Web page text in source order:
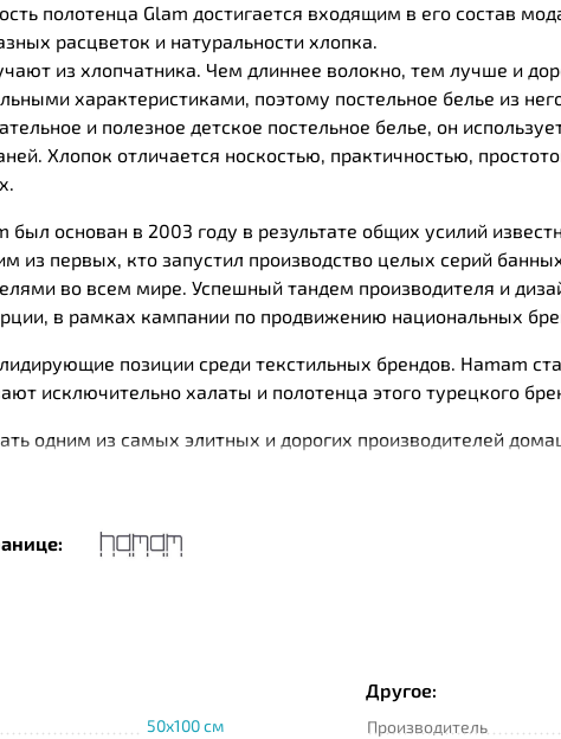
полотенца Glam достигается входящим в его состав
расцветок и натуральности хлопка.
из хлопчатника. Чем длиннее волокно, тем лучше и
характеристиками, поэтому постельное белье из
и полезное детское постельное белье, он
Хлопок отличается носкостью, практичностью,
основан в 2003 году в результате общих усилий
из первых, кто запустил производство целых серий
во всем мире. Успешный тандем производителя и
в рамках кампании по продвижению национальных
позиции среди текстильных брендов. Нamam
исключительно халаты и полотенца этого турецкого
одним из самых элитных и дорогих производителей
чистых плантаций Турции. При производстве изделий
Специальная пропитка тканей Microban имеете
50x100 см
Другое:
Производитель